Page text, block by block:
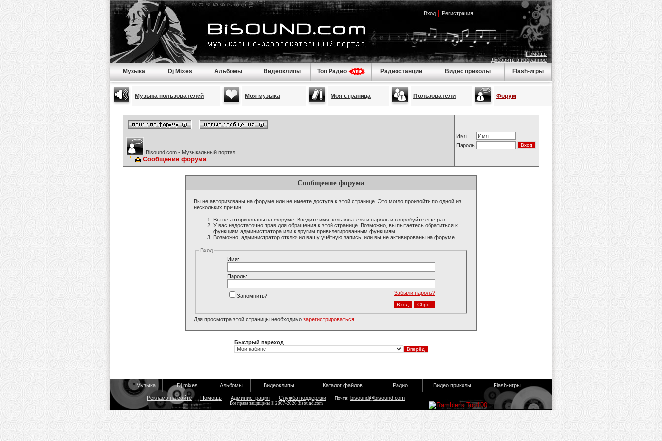
Вход| Регистрация
Помощь
Добавить в избранное
Музыка Dj Mixes Альбомы Видеоклипы Топ Радио Радиостанции Видео приколы Flash-игры
Музыка пользователей Моя музыка Моя страница Пользователи Форум
Имя
Пароль
Bisound.com - Музыкальный портал
Сообщение форума
Сообщение форума
Вы не авторизованы на форуме или не имеете доступа к этой странице. Это могло произойти по одной из
нескольких причин:
Вы не авторизованы на форуме. Введите имя пользователя и пароль и попробуйте ещё раз.
У вас недостаточно прав для обращения к этой странице. Возможно, вы пытаетесь обратиться к
функциям администратора или к другим привилегированным функциям.
Возможно, администратор отключил вашу учётную запись, или вы не активированы на форуме.
Вход
Имя:
Пароль:
Забыли пароль?
Запомнить?
Для просмотра этой страницы необходимо зарегистрироваться
Быстрый переход
Музыка Dj mixes Альбомы Видеоклипы Каталог файлов Радио Видео приколы Flash-игры
Реклама на сайте Помощь Администрация Служба поддержки Почта: bisound@bisound.com
Все права защищены © 2007-2026 Bisound.com